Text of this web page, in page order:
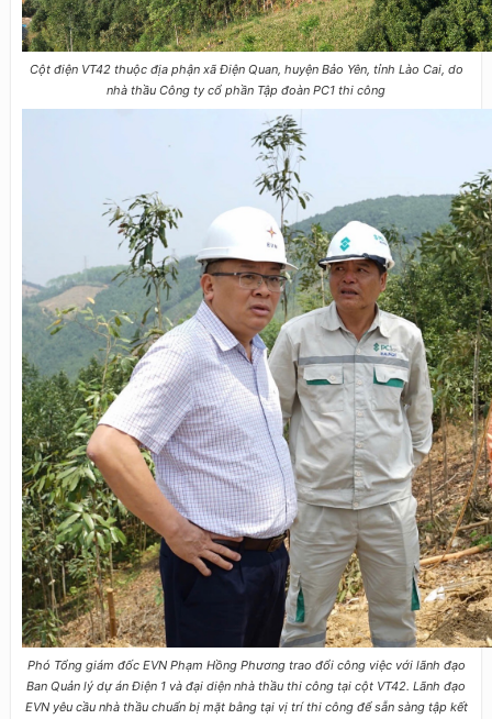
Cột điện VT42 thuộc địa phận xã Điện Quan, huyện Bảo Yên, tỉnh Lào Cai, do
nhà thầu Công ty cổ phần Tập đoàn PC1 thi công
Phó Tổng giám đốc EVN Phạm Hồng Phương trao đổi công việc với lãnh đạo
Ban Quản lý dự án Điện 1 và đại diện nhà thầu thi công tại cột VT42. Lãnh đạo
EVN yêu cầu nhà thầu chuẩn bị mặt bằng tại vị trí thi công để sẵn sàng tập kết